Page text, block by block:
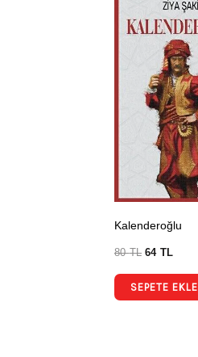
Kalenderoğlu
80TL 64 TL
SEPETE EKLE